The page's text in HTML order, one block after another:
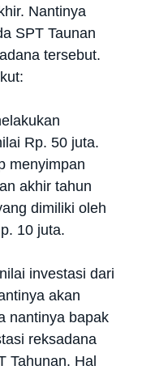
Nantinya
SPT Taunan
tersebut.
Rp. 50 juta.
menyimpan
akhir tahun
dimiliki oleh
10 juta.
investasi dari
akan
nantinya bapak
reksadana
Tahunan. Hal